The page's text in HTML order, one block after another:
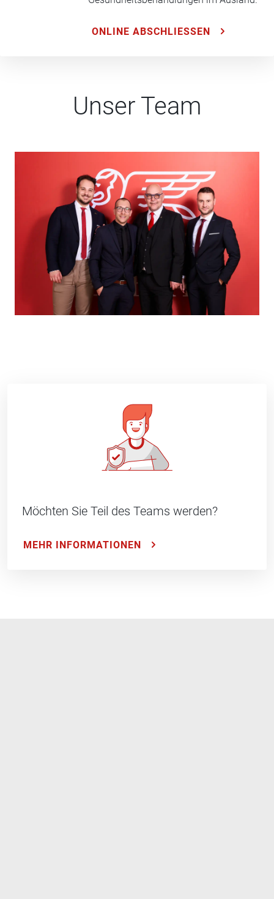
ONLINE ABSCHLIESSEN
Unser Team
Möchten Sie Teil des Teams werden?
MEHR INFORMATIONEN